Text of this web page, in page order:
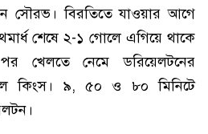
সৌরভ। বিরতিতে যাওয়ার আগে
শেষে ২-১ গোলে এগিয়ে থাকে
খেলতে নেমে ডরিয়েলটনের
কিংস। ৯, ৫০ ও ৮০ মিনিটে